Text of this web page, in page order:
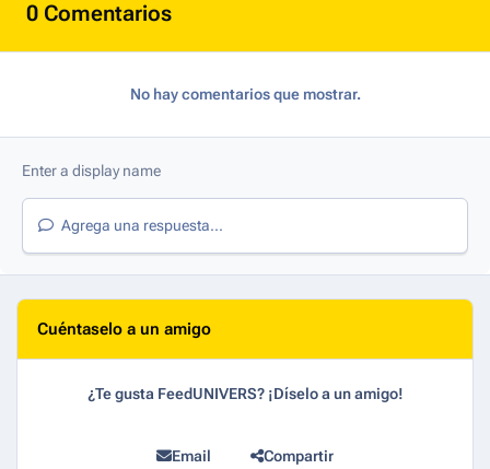
0 Comentarios
No hay comentarios que mostrar.
Agrega una respuesta...
Cuéntaselo a un amigo
¿Te gusta FeedUNIVERS? ¡Díselo a un amigo!
Email Compartir